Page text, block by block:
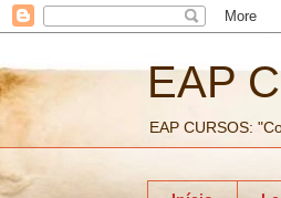
EAP
EAP CURSOS: